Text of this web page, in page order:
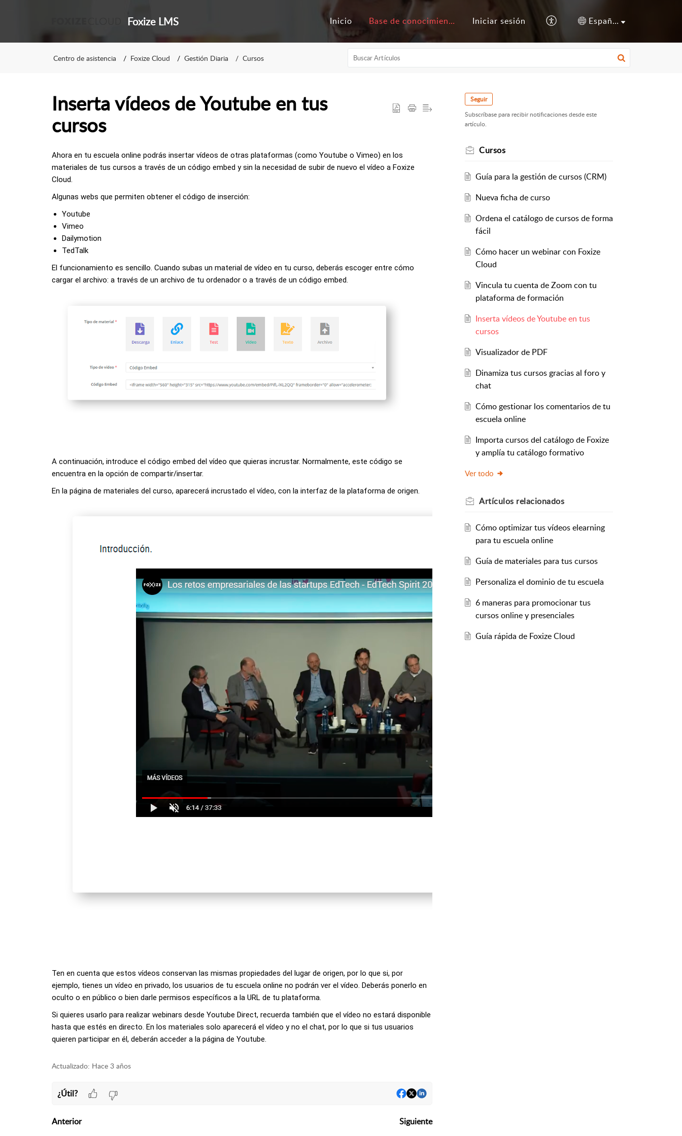
Foxize LMS Inicio Base de conocimientos Iniciar sesión Español (España)
Centro de asistencia Foxize Cloud Gestión Diaria Cursos
Inserta vídeos de Youtube en tus
cursos
Ahora en tu escuela online podrás insertar vídeos de otras plataformas (como Youtube o Vimeo) en los
materiales de tus cursos a través de un código embed y sin la necesidad de subir de nuevo el vídeo a Foxize
Cloud.
Algunas webs que permiten obtener el código de inserción:
Youtube
Vimeo
Dailymotion
TedTalk
El funcionamiento es sencillo. Cuando subas un material de vídeo en tu curso, deberás escoger entre cómo
cargar el archivo: a través de un archivo de tu ordenador o a través de un código embed.
A continuación, introduce el código embed del vídeo que quieras incrustar. Normalmente, este código se
encuentra en la opción de compartir/insertar.
En la página de materiales del curso, aparecerá incrustado el vídeo, con la interfaz de la plataforma de origen.
Ten en cuenta que estos vídeos conservan las mismas propiedades del lugar de origen, por lo que si, por
ejemplo, tienes un vídeo en privado, los usuarios de tu escuela online no podrán ver el vídeo. Deberás ponerlo en
oculto o en público o bien darle permisos específicos a la URL de tu plataforma.
Si quieres usarlo para realizar webinars desde Youtube Direct, recuerda también que el vídeo no estará disponible
hasta que estés en directo. En los materiales solo aparecerá el vídeo y no el chat, por lo que si tus usuarios
quieren participar en él, deberán acceder a la página de Youtube.
Actualizado: Hace 3 años
¿Útil?
Anterior Siguiente
Seguir
Subscríbase para recibir notificaciones desde este
artículo.
Cursos
Guía para la gestión de cursos (CRM)
Nueva ficha de curso
Ordena el catálogo de cursos de forma
fácil
Cómo hacer un webinar con Foxize
Cloud
Vincula tu cuenta de Zoom con tu
plataforma de formación
Inserta vídeos de Youtube en tus
cursos
Visualizador de PDF
Dinamiza tus cursos gracias al foro y
chat
Cómo gestionar los comentarios de tu
escuela online
Importa cursos del catálogo de Foxize
y amplía tu catálogo formativo
Ver todo
Artículos relacionados
Cómo optimizar tus vídeos elearning
para tu escuela online
Guía de materiales para tus cursos
Personaliza el dominio de tu escuela
6 maneras para promocionar tus
cursos online y presenciales
Guía rápida de Foxize Cloud